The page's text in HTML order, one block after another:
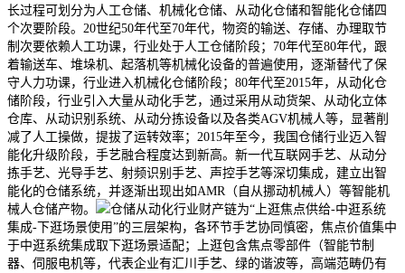
长过程可划分为人工仓储、机械化仓储、从动化仓储和智能化仓储四
个次要阶段。20世纪50年代至70年代，物资的输送、存储、办理取节
制次要依赖人工功课，行业处于人工仓储阶段；70年代至80年代，跟
着输送车、堆垛机、起落机等机械化设备的普遍使用，逐渐替代了保
守人力功课，行业进入机械化仓储阶段；80年代至2015年，从动化仓
储阶段，行业引入大量从动化手艺，通过采用从动货架、从动化立体
仓库、从动识别系统、从动分拣设备以及各类AGV机械人等，显著削
减了人工操做，提拔了运转效率；2015年至今，我国仓储行业迈入智
能化升级阶段，手艺融合程度达到新高。新一代互联网手艺、从动分
拣手艺、光导手艺、射频识别手艺、声控手艺等深切集成，建立出智
能化的仓储系统，并逐渐出现出如AMR（自从挪动机械人）等智能机
械人仓储产物。
仓储从动化行业财产链为“上逛焦点供给-中逛系统
集成-下逛场景使用”的三层架构，各环节手艺协同慎密，焦点价值集中
于中逛系统集成取下逛场景适配；上逛包含焦点零部件（智能节制
器、伺服电机等，代表企业有汇川手艺、绿的谐波等，高端范畴仍有